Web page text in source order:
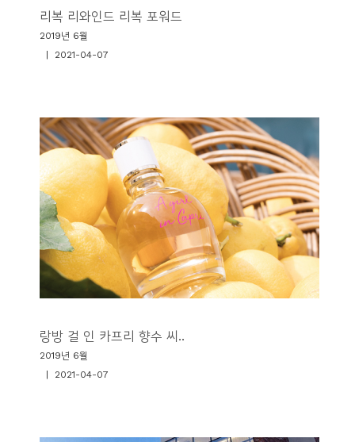
리복 리와인드 리복 포워드
2019년 6월
| 2021-04-07
랑방 걸 인 카프리 향수 씨..
2019년 6월
| 2021-04-07